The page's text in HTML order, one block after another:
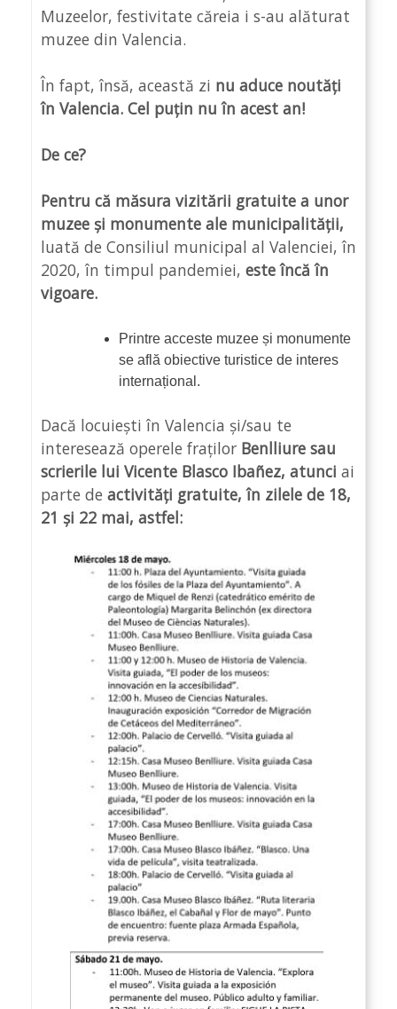
Muzeelor, festivitate căreia i s-au alăturat
muzee din Valencia.
În fapt, însă, această zi nu aduce noutăți
în Valencia. Cel puțin nu în acest an!
De ce?
Pentru că măsura vizitării gratuite a unor
muzee și monumente ale municipalității,
luată de Consiliul municipal al Valenciei, în
2020, în timpul pandemiei, este încă în
vigoare.
Printre acceste muzee și monumente
se află obiective turistice de interes
internațional.
Dacă locuiești în Valencia și/sau te
interesează operele fraților Benlliure sau
scrierile lui Vicente Blasco Ibañez, atunci ai
parte de activități gratuite, în zilele de 18,
21 și 22 mai, astfel: